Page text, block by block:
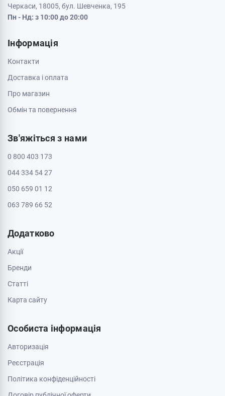
Черкаси, 18005, бул. Шевченка, 195
Пн - Нд: з 10:00 до 20:00
Інформація
Контакти
Доставка і оплата
Про магазин
Обмін та повернення
Зв'яжіться з нами
0 800 403 173
044 334 54 27
050 659 01 12
063 789 66 52
Додатково
Акції
Бренди
Cтатті
Карта сайту
Особиста інформація
Авторизація
Реєстрація
Політика конфіденційності